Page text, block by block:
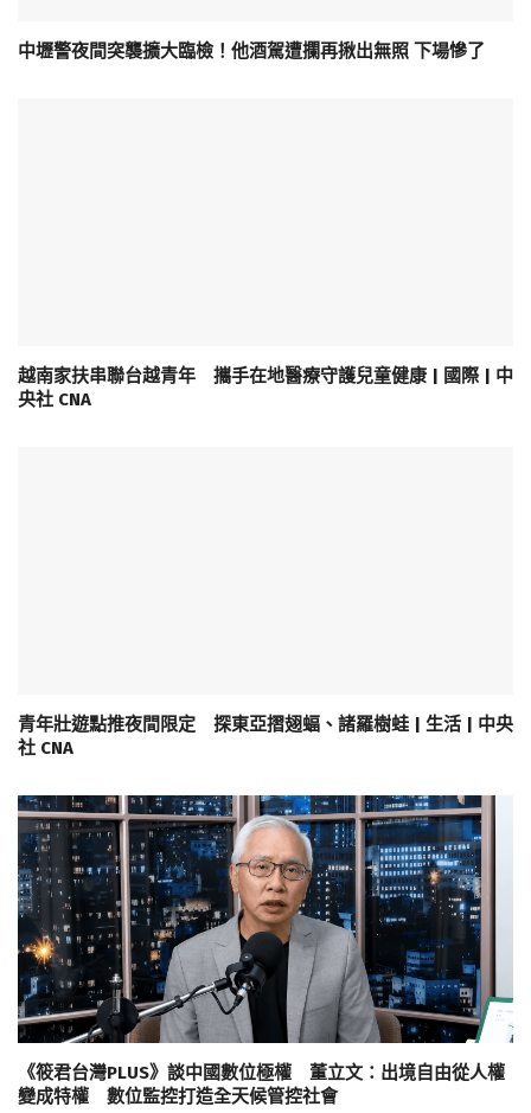
中壢警夜間突襲擴大臨檢！他酒駕遭攔再揪出無照 下場慘了
越南家扶串聯台越青年 攜手在地醫療守護兒童健康 | 國際 | 中
央社 CNA
青年壯遊點推夜間限定 探東亞摺翅蝠、諸羅樹蛙 | 生活 | 中央
社 CNA
《筱君台灣PLUS》談中國數位極權 董立文：出境自由從人權
變成特權 數位監控打造全天候管控社會